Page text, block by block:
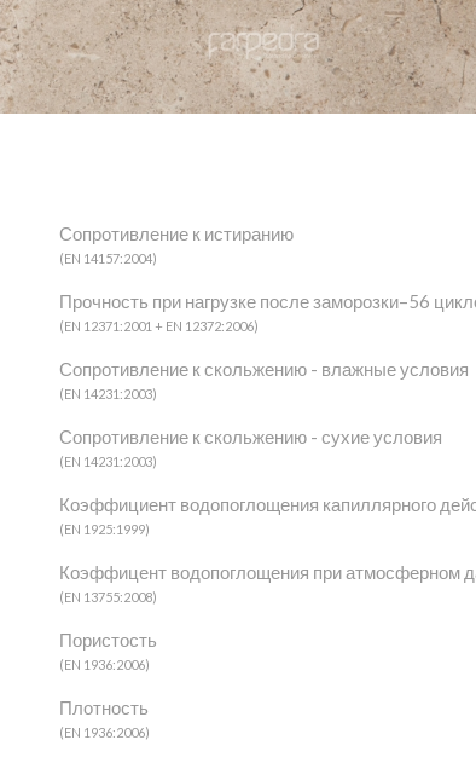
Moleanos M6
+
Moleanos M9
Бежевый
Сопротивление к истиранию
(EN 14157:2004)
Прочность при нагрузке после заморозки–56
(EN 12371:2001 + EN 12372:2006)
Сопротивление к скольжению - влажные условия
(EN 14231:2003)
Сопротивление к скольжению - сухие условия
(EN 14231:2003)
Коэффициент водопоглощения капиллярного
(EN 1925:1999)
Коэффицент водопоглощения при атмосферном
(EN 13755:2008)
Пористость
(EN 1936:2006)
Плотность
(EN 1936:2006)